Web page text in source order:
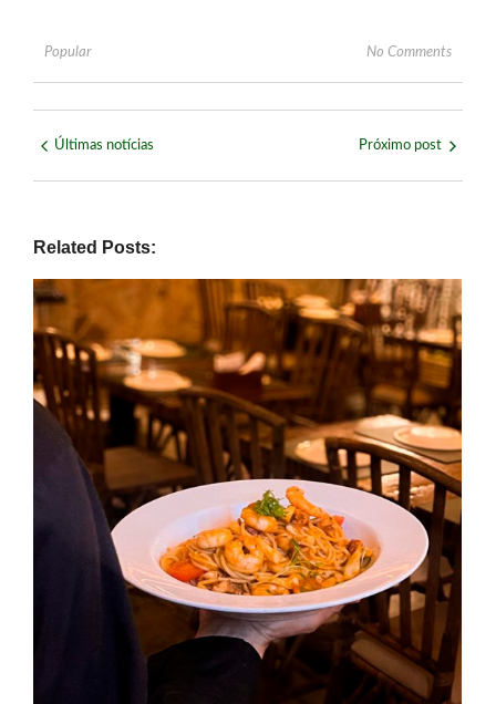
Popular No Comments
Últimas notícias Próximo post
Related Posts: